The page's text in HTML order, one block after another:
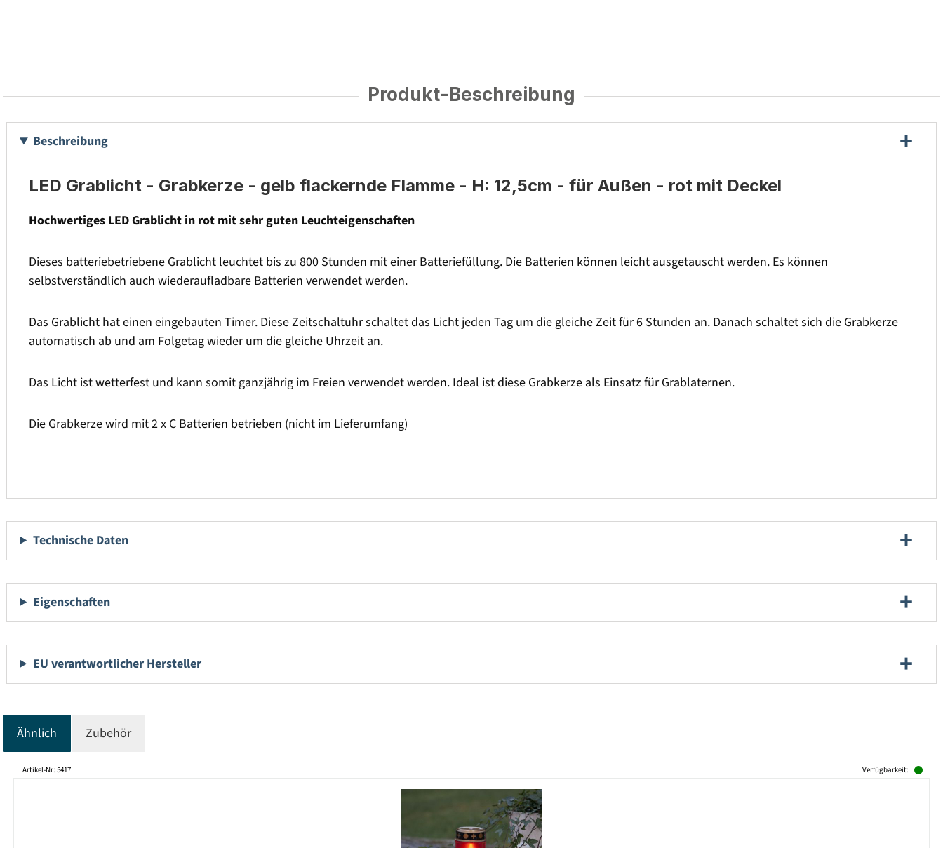
Produkt-Beschreibung
Beschreibung
LED Grablicht - Grabkerze - gelb flackernde Flamme - H: 12,5cm - für Außen - rot mit Deckel
Hochwertiges LED Grablicht in rot mit sehr guten Leuchteigenschaften
Dieses batteriebetriebene Grablicht leuchtet bis zu 800 Stunden mit einer Batteriefüllung. Die Batterien können leicht ausgetauscht werden. Es können
selbstverständlich auch wiederaufladbare Batterien verwendet werden.
Das Grablicht hat einen eingebauten Timer. Diese Zeitschaltuhr schaltet das Licht jeden Tag um die gleiche Zeit für 6 Stunden an. Danach schaltet sich die Grabkerze
automatisch ab und am Folgetag wieder um die gleiche Uhrzeit an.
Das Licht ist wetterfest und kann somit ganzjährig im Freien verwendet werden. Ideal ist diese Grabkerze als Einsatz für Grablaternen.
Die Grabkerze wird mit 2 x C Batterien betrieben (nicht im Lieferumfang)
Technische Daten
Eigenschaften
EU verantwortlicher Hersteller
Ähnlich Zubehör
Produktgalerie überspringen
Artikel-Nr: 5417 Verfügbarkeit: